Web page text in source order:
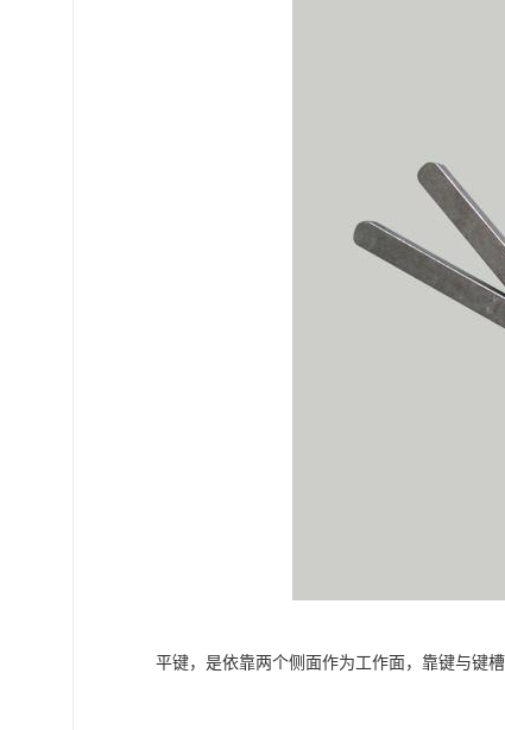
平键，是依靠两个侧面作为工作面，靠键与键